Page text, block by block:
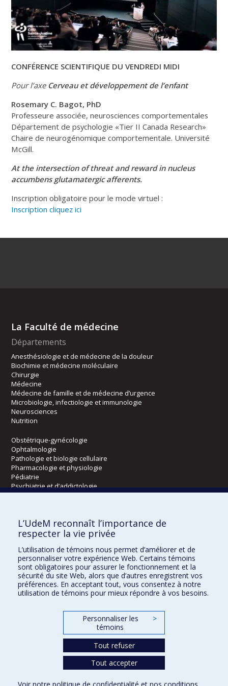
CONFÉRENCE SCIENTIFIQUE DU VENDREDI MIDI
Pour l’axe Cerveau et développement de l’enfant
Rosemary C. Bagot, PhD
Professeure associée, neurosciences comportementales
Département de psychologie «Tier II Canada Research»
Chaire de neurogénomique comportementale. Université
McGill.
At the intersection of threat and reward in nucleus
accumbens glutamatergic afferents.
Inscription obligatoire pour le mode virtuel :
Inscription cliquez ici
La Faculté de médecine
Départements
Anesthésiologie et de médecine de la douleur
Biochimie et médecine moléculaire
Chirurgie
Médecine
Médecine de famille et de médecine d’urgence
Microbiologie, infectiologie et immunologie
Neurosciences
Nutrition
Obstétrique-gynécologie
Ophtalmologie
Pathologie et biologie cellulaire
Pharmacologie et physiologie
Pédiatrie
Psychiatrie et d’addictologie
Radiologie, radio-oncologie et médecine nucléaire
Écoles
Orthophonie et audiologie
Réadaptation
Directions
L’UdeM reconnaît l’importance de
respecter la vie privée
L’utilisation de témoins nous permet d’améliorer et de
personnaliser votre expérience Web. Certains témoins
sont obligatoires pour assurer le fonctionnement et la
sécurité du site Web, alors que d’autres enregistrent vos
préférences. En acceptant tout, vous consentez à notre
utilisation de témoins pour mieux répondre à vos besoins.
Personnaliser les
témoins
>
Tout refuser
Tout accepter